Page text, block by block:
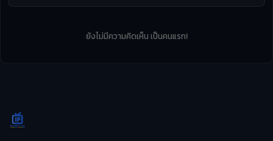
ยังไม่มีความคิดเห็น เป็นคนแรก!